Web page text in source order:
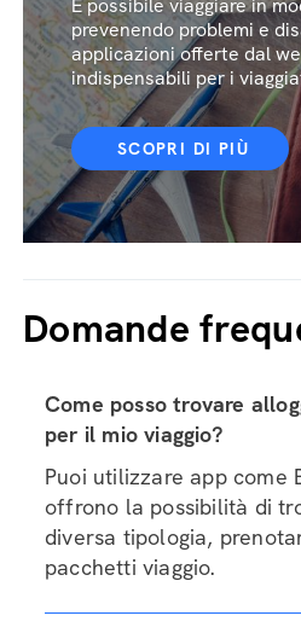
È possibile viaggiare in
prevenendo problemi e
applicazioni offerte dal
indispensabili per i
SCOPRI DI PIÙ
Domande
Come posso trovare
per il mio viaggio?
Puoi utilizzare app come
offrono la possibilità di
diversa tipologia,
pacchetti viaggio.